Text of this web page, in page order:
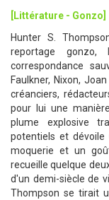
[Littérature - Gonzo]
Hunter S.
reportage
correspondance
Faulkner, Nixon,
créanciers,
pour lui une
plume explosive
potentiels et
moquerie et un
recueille quelque
d'un demi-siècle de
Thompson se tirait